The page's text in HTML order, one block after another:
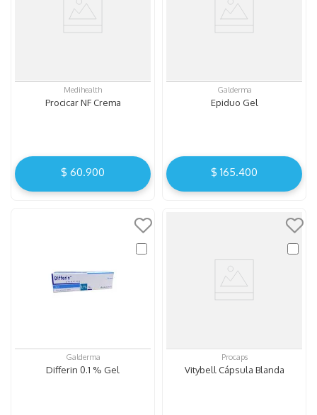
Medihealth
Procicar NF Crema
$ 60.900
Galderma
Epiduo Gel
$ 165.400
Galderma
Differin 0.1 % Gel
Procaps
Vitybell Cápsula Blanda